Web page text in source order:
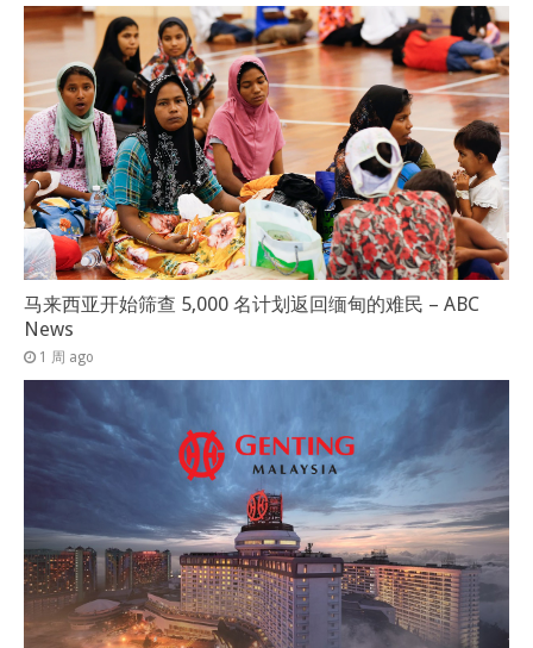
马来西亚开始筛查 5,000 名计划返回缅甸的难民 – ABC
News
1 周 ago